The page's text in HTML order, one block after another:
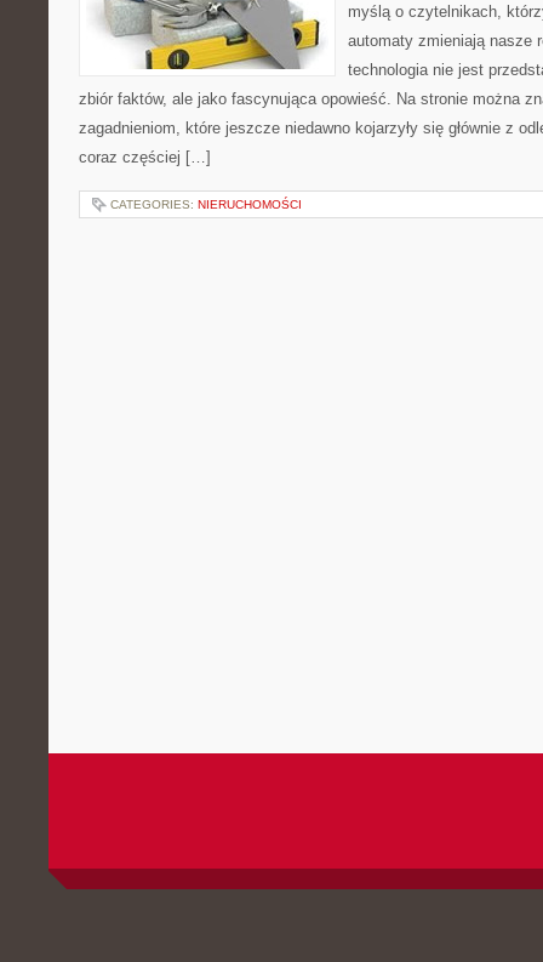
myślą o czytelnikach,
automaty zmieniają nasze
technologia nie jest
zbiór faktów, ale jako fascynująca opowieść. Na stronie można
zagadnieniom, które jeszcze niedawno kojarzyły się głównie z
coraz częściej […]
CATEGORIES: NIERUCHOMOŚCI